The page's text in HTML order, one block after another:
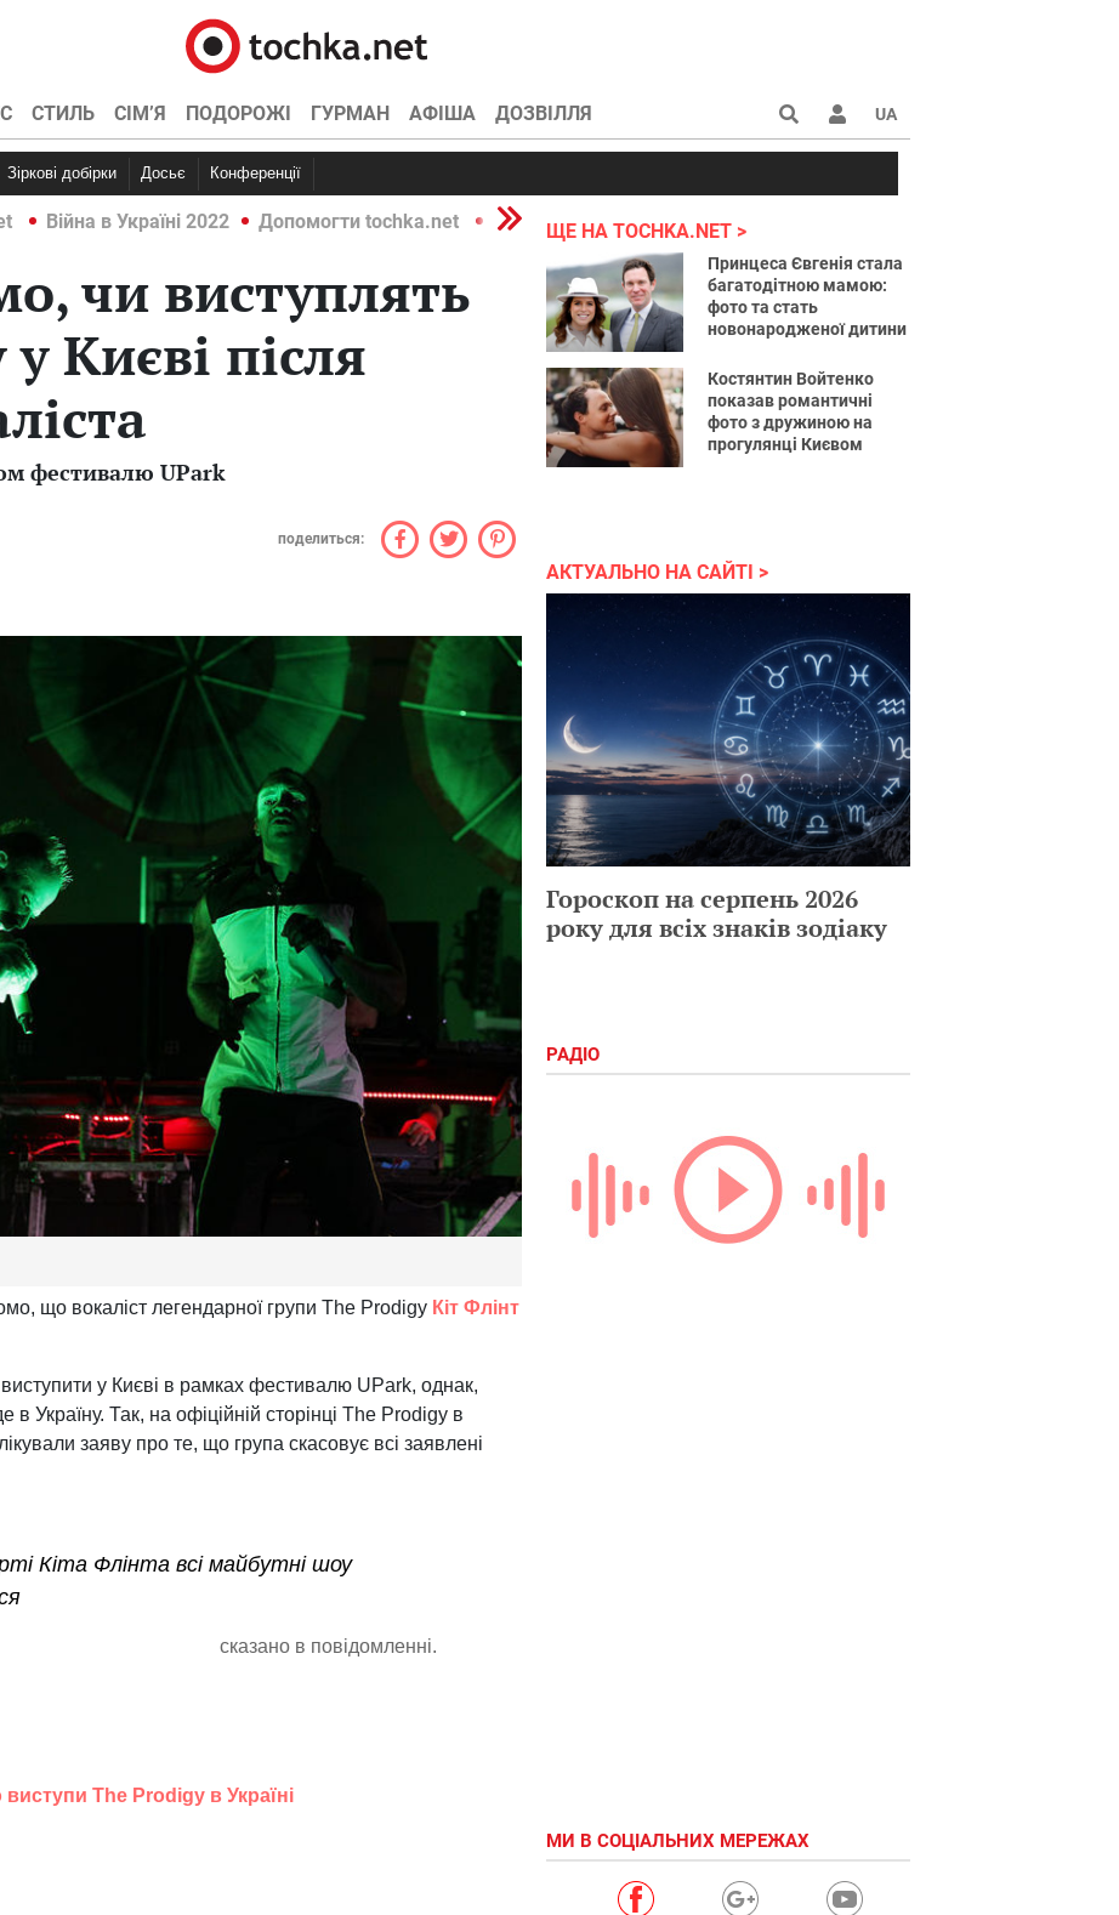
СТИЛЬ СІМ’Я ПОДОРОЖІ ГУРМАН АФІША ДОЗВІЛЛЯ UA
Зіркові добірки Досьє Конференції
Війна в Україні 2022 Допомогти tochka.net Війна в Україні 2022
чи виступлять
Києві після
фестивалю UPark
поделиться:
що вокаліст легендарної групи The Prodigy Кіт Флінт
у Києві в рамках фестивалю UPark, однак,
в Україну. Так, на офіційній сторінці The Prodigy в
заяву про те, що група скасовує всі заявлені
Кіта Флінта всі майбутні шоу
сказано в повідомленні.
The Prodigy в Україні
ЩЕ НА TOCHKA.NET
Принцеса Євгенія стала
багатодітною мамою:
фото та стать
новонародженої дитини
Костянтин Войтенко
показав романтичні
фото з дружиною на
прогулянці Києвом
АКТУАЛЬНО НА САЙТІ
Гороскоп на серпень 2026
року для всіх знаків зодіаку
РАДІО
МИ В СОЦІАЛЬНИХ МЕРЕЖАХ